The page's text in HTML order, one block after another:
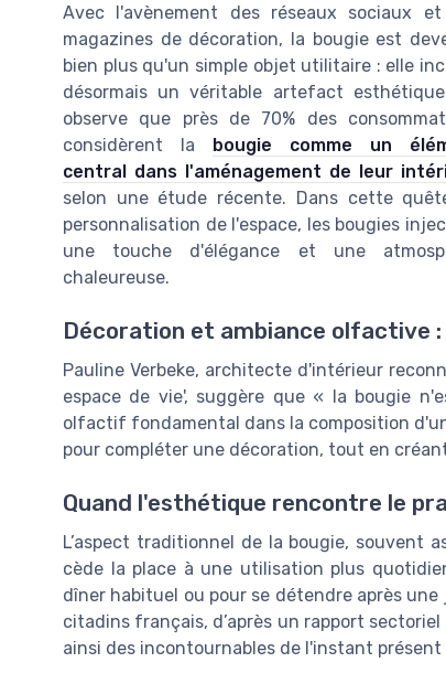
Avec l'avènement des réseaux sociaux
magazines de décoration, la bougie est
bien plus qu'un simple objet utilitaire : elle
désormais un véritable artefact
observe que près de 70% des
considèrent la bougie comme un
central dans l'aménagement de leur
selon une étude récente. Dans cette
personnalisation de l'espace, les bougies
une touche d'élégance et une
chaleureuse.
Décoration et ambiance olfactive
Pauline Verbeke, architecte d'intérieur
espace de vie', suggère que « la bougie
olfactif fondamental dans la composition
pour compléter une décoration, tout en
Quand l'esthétique rencontre le
L’aspect traditionnel de la bougie, souvent
cède la place à une utilisation plus
dîner habituel ou pour se détendre après
citadins français, d’après un rapport
ainsi des incontournables de l'instant